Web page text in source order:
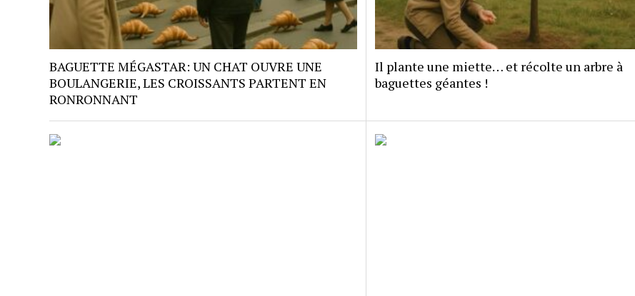
BAGUETTE MÉGASTAR: UN CHAT OUVRE UNE
BOULANGERIE, LES CROISSANTS PARTENT EN
RONRONNANT
Il plante une miette… et récolte un arbre à
baguettes géantes !